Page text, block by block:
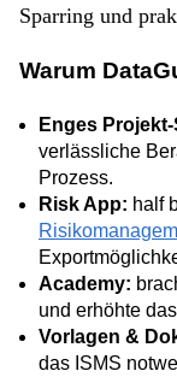
Sparring und
Warum
Enges
verlässliche
Prozess.
Risk App: half
Academy:
und erhöhte
Vorlagen &
das ISMS